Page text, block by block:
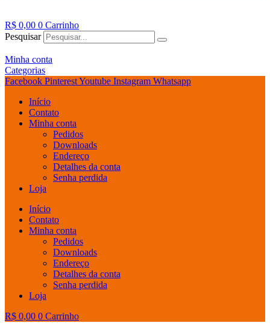
R$ 0,00 0 Carrinho
Pesquisar
Minha conta
Categorias
Facebook PinterestYoutube Instagram Whatsapp
Início
Contato
Minha conta
Pedidos
Downloads
Endereço
Detalhes da conta
Senha perdida
Loja
Início
Contato
Minha conta
Pedidos
Downloads
Endereço
Detalhes da conta
Senha perdida
Loja
R$ 0,00 0 Carrinho